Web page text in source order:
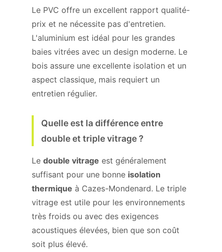
Le PVC offre un excellent rapport qualité-
prix et ne nécessite pas d'entretien.
L'aluminium est idéal pour les grandes
baies vitrées avec un design moderne. Le
bois assure une excellente isolation et un
aspect classique, mais requiert un
entretien régulier.
Quelle est la différence entre
double et triple vitrage ?
Le double vitrage est généralement
suffisant pour une bonne isolation
thermique à Cazes-Mondenard. Le triple
vitrage est utile pour les environnements
très froids ou avec des exigences
acoustiques élevées, bien que son coût
soit plus élevé.